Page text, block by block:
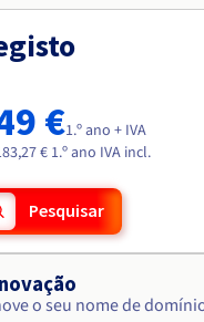
€1.º ano + IVA
€ 1.º ano IVA incl.
Pesquisar
o seu nome de